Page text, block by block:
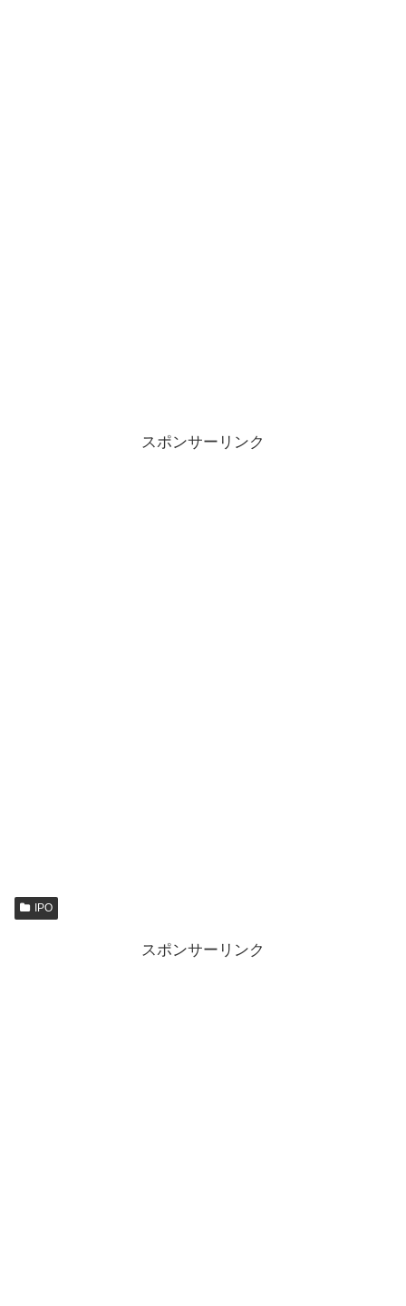
スポンサーリンク
IPO
スポンサーリンク